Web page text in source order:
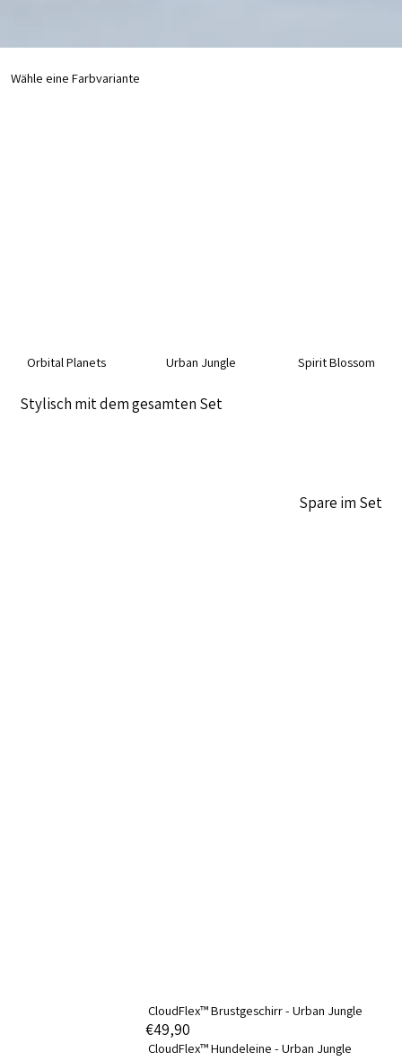
Wähle eine Farbvariante
Orbital Planets Urban Jungle Spirit Blossom
Spare im Set
Stylisch mit dem gesamten Set
CloudFlex™ Brustgeschirr - Urban Jungle
€49,90
CloudFlex™ Hundeleine - Urban Jungle